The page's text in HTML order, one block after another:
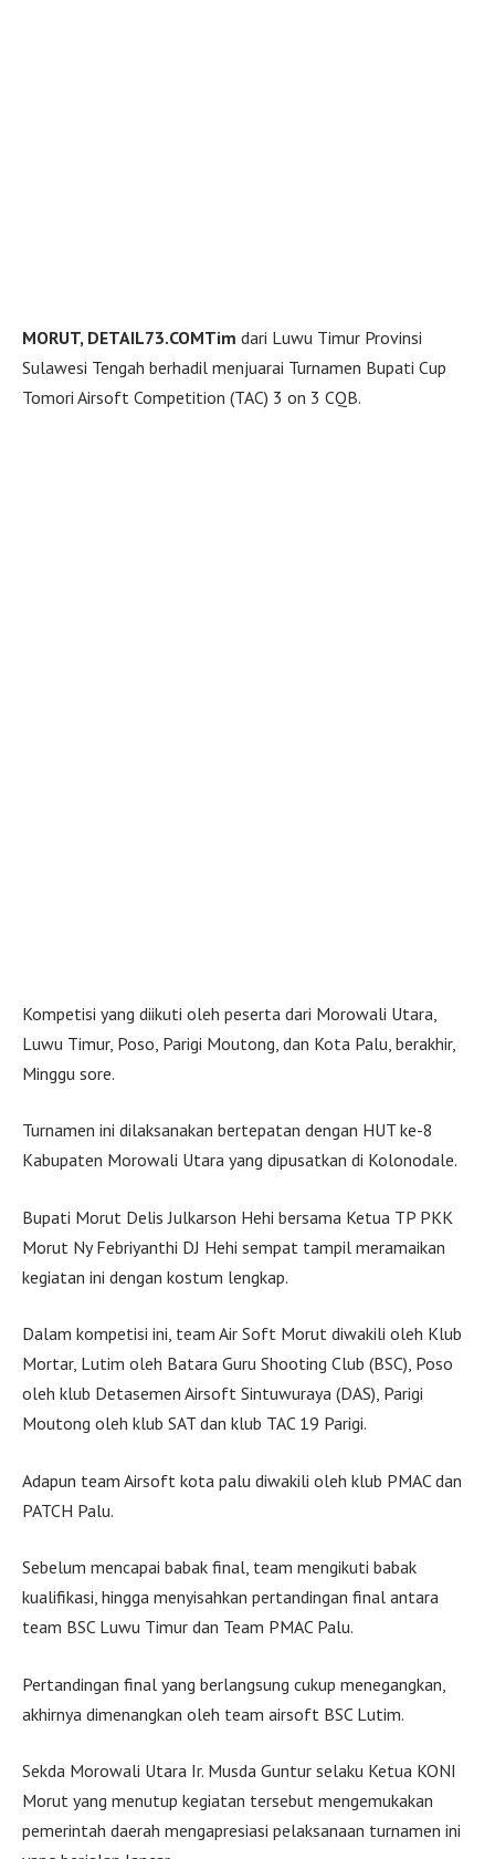
MORUT, DETAIL73.COMTim dari Luwu Timur Provinsi
Sulawesi Tengah berhadil menjuarai Turnamen Bupati Cup
Tomori Airsoft Competition (TAC) 3 on 3 CQB.
Kompetisi yang diikuti oleh peserta dari Morowali Utara,
Luwu Timur, Poso, Parigi Moutong, dan Kota Palu, berakhir,
Minggu sore.
Turnamen ini dilaksanakan bertepatan dengan HUT ke-8
Kabupaten Morowali Utara yang dipusatkan di Kolonodale.
Bupati Morut Delis Julkarson Hehi bersama Ketua TP PKK
Morut Ny Febriyanthi DJ Hehi sempat tampil meramaikan
kegiatan ini dengan kostum lengkap.
Dalam kompetisi ini, team Air Soft Morut diwakili oleh Klub
Mortar, Lutim oleh Batara Guru Shooting Club (BSC), Poso
oleh klub Detasemen Airsoft Sintuwuraya (DAS), Parigi
Moutong oleh klub SAT dan klub TAC 19 Parigi.
Adapun team Airsoft kota palu diwakili oleh klub PMAC dan
PATCH Palu.
Sebelum mencapai babak final, team mengikuti babak
kualifikasi, hingga menyisahkan pertandingan final antara
team BSC Luwu Timur dan Team PMAC Palu.
Pertandingan final yang berlangsung cukup menegangkan,
akhirnya dimenangkan oleh team airsoft BSC Lutim.
Sekda Morowali Utara Ir. Musda Guntur selaku Ketua KONI
Morut yang menutup kegiatan tersebut mengemukakan
pemerintah daerah mengapresiasi pelaksanaan turnamen ini